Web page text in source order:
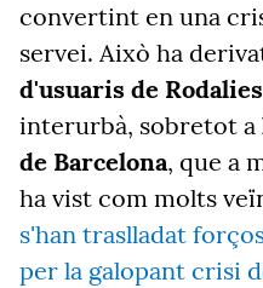
convertint en una
servei. Això ha
d'usuaris de Rodalies
interurbà, sobretot a
de Barcelona, que a
ha vist com molts
s'han traslladat
per la galopant crisi